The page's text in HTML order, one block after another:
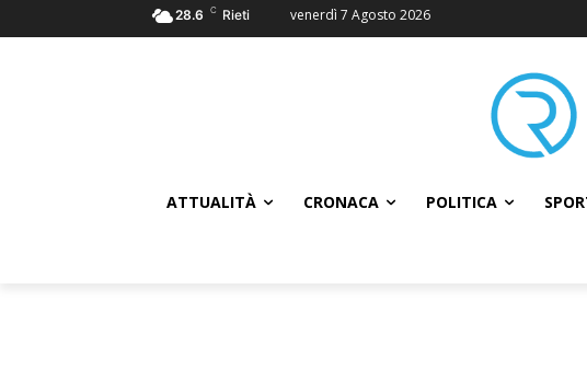
28.6 C Rieti venerdì 7 Agosto 2026
ATTUALITÀ CRONACA POLITICA